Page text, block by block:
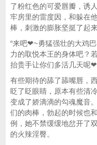
了粉红色的可爱唇瓣，诱
牢房里的雷度因，和躲在
棒，刺激的膨胀坚挺了起来
“来吧❤~勇猛强壮的大鸡
力的取悦本王的身体吧？
抬贵手让你们多活几天呢
有些期待的舔了舔嘴唇，
眨了眨眼睛，原本有些清
变成了娇滴滴的勾魂魔音
们的肉棒，勃起的时候也
例，她不禁缓缓地岔开了
的火辣淫臀。